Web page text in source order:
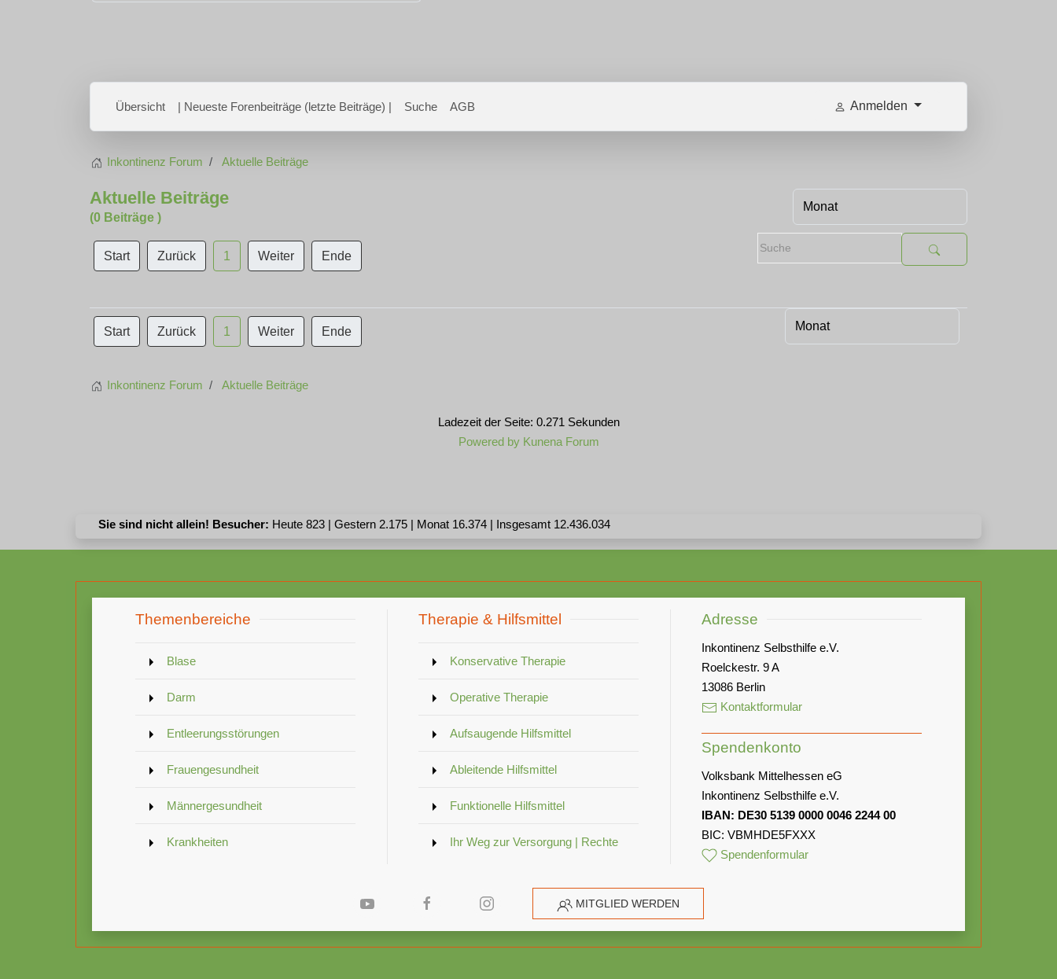
Übersicht | Neueste Forenbeiträge (letzte Beiträge) | Suche AGB Anmelden
Inkontinenz Forum Aktuelle Beiträge
Aktuelle Beiträge
(0 Beiträge )
Start Zurück 1 Weiter Ende
Start Zurück 1 Weiter Ende
Inkontinenz Forum Aktuelle Beiträge
Ladezeit der Seite: 0.271 Sekunden
Powered by Kunena Forum
Sie sind nicht allein! Besucher: Heute 823 | Gestern 2.175 | Monat 16.374 | Insgesamt 12.436.034
Themenbereiche
Blase
Darm
Entleerungsstörungen
Frauengesundheit
Männergesundheit
Krankheiten
Therapie & Hilfsmittel
Konservative Therapie
Operative Therapie
Aufsaugende Hilfsmittel
Ableitende Hilfsmittel
Funktionelle Hilfsmittel
Ihr Weg zur Versorgung | Rechte
Adresse
Inkontinenz Selbsthilfe e.V.
Roelckestr. 9 A
13086 Berlin
Kontaktformular
Spendenkonto
Volksbank Mittelhessen eG
Inkontinenz Selbsthilfe e.V.
IBAN: DE30 5139 0000 0046 2244 00
BIC: VBMHDE5FXXX
Spendenformular
MITGLIED WERDEN